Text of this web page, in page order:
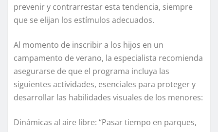
prevenir y contrarrestar esta tendencia, siempre
que se elijan los estímulos adecuados.
Al momento de inscribir a los hijos en un
campamento de verano, la especialista recomienda
asegurarse de que el programa incluya las
siguientes actividades, esenciales para proteger y
desarrollar las habilidades visuales de los menores:
Dinámicas al aire libre: “Pasar tiempo en parques,